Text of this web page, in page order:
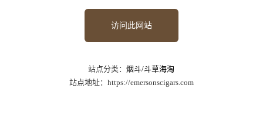
访问此网站
站点分类：烟斗/斗草海淘
站点地址：https://emersonscigars.com